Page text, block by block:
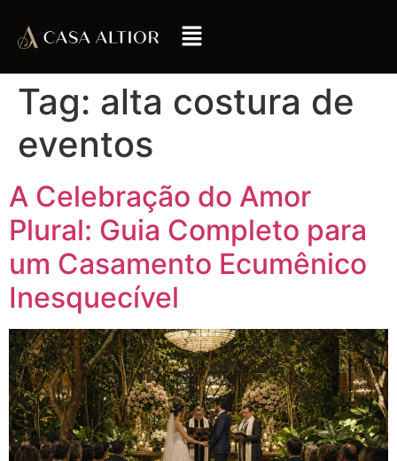
Tag: alta costura de
eventos
A Celebração do Amor
Plural: Guia Completo para
um Casamento Ecumênico
Inesquecível